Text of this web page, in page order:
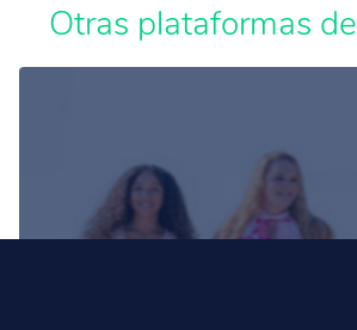
Otras plataformas de